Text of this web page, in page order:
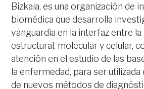
Bizkaia, es una organización de
biomédica que desarrolla
vanguardia en la interfaz entre
estructural, molecular y celular,
atención en el estudio de las
la enfermedad, para ser
de nuevos métodos de